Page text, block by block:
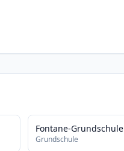
Fontane-Grundschule
Grundschule